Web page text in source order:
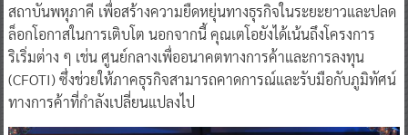
สถาบันพหุภาคี เพื่อสร้างความยืดหยุ่นทางธุรกิจในระยะยาวและปลด
ล็อกโอกาสในการเติบโต นอกจากนี้ คุณเตโอยังได้เน้นถึงโครงการ
ริเริ่มต่าง ๆ เช่น ศูนย์กลางเพื่ออนาคตทางการค้าและการลงทุน
(CFOTI) ซึ่งช่วยให้ภาคธุรกิจสามารถคาดการณ์และรับมือกับภูมิทัศน์
ทางการค้าที่กำลังเปลี่ยนแปลงไป